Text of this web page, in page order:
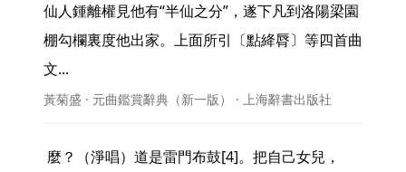
仙人鍾離權見他有“半仙之分”，遂下凡到洛陽梁園
棚勾欄裏度他出家。上面所引〔點絳脣〕等四首曲
文...
黃菊盛 · 元曲鑑賞辭典（新一版） · 上海辭書出版社